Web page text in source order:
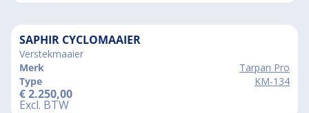
SAPHIR CYCLOMAAIER
Verstekmaaier
Merk
Tarpan Pro
Type
KM-134
€2.250,00
Excl. BTW